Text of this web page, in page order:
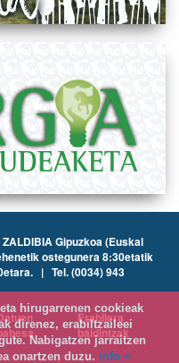
Gipuzkoa (Euskal
ostegunera 8:30etatik
| Tel. (0034) 943
Erabilera
baldintzak
hirugarrenen cookieak
direnez, erabiltzaileei
Nabigatzen jarraitzen
onartzen duzu. info +